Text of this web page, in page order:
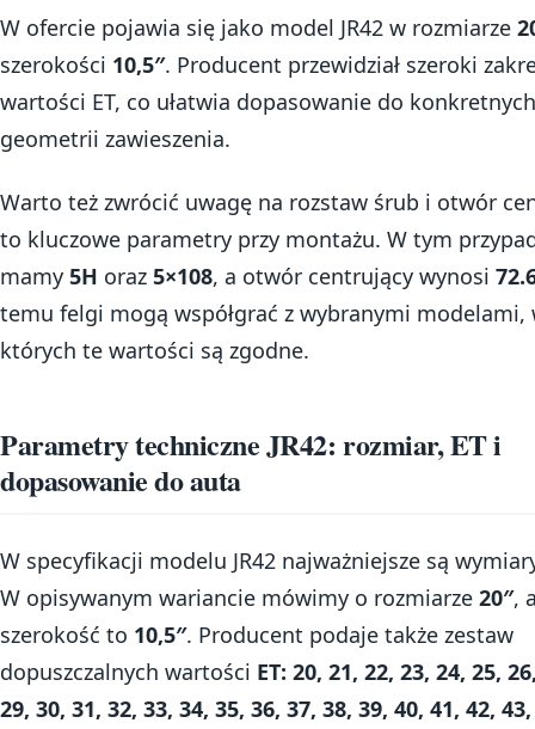
W ofercie pojawia się jako model JR42 w rozmiarze
szerokości 10,5″. Producent przewidział szeroki
wartości ET, co ułatwia dopasowanie do
geometrii zawieszenia.
Warto też zwrócić uwagę na rozstaw śrub i otwór
to kluczowe parametry przy montażu. W tym
mamy 5H oraz 5×108, a otwór centrujący wynosi
temu felgi mogą współgrać z wybranymi modelami,
których te wartości są zgodne.
Parametry techniczne JR42: rozmiar, ET i
dopasowanie do auta
W specyfikacji modelu JR42 najważniejsze są
W opisywanym wariancie mówimy o rozmiarze 20″,
szerokość to 10,5″. Producent podaje także zestaw
dopuszczalnych wartości ET: 20, 21, 22, 23, 24, 25,
29, 30, 31, 32, 33, 34, 35, 36, 37, 38, 39, 40, 41, 42,